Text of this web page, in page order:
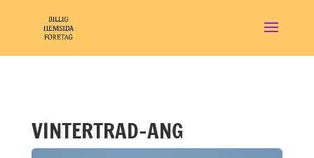
VINTERTRAD-ANG